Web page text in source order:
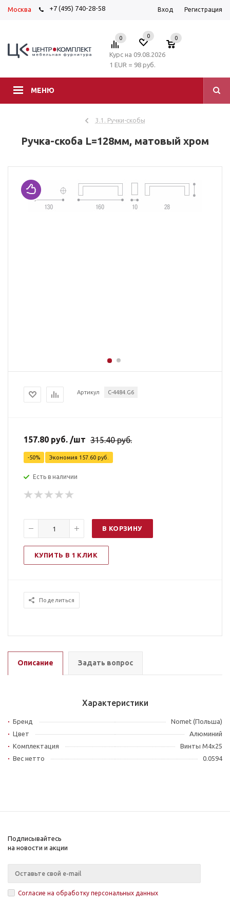
Москва +7 (495) 740-28-58 Вход Регистрация
МЕНЮ
0 0 0
Курс на 09.08.2026
1 EUR = 98 руб.
3.1. Ручки-скобы
Ручка-скоба L=128мм, матовый хром
Артикул C-4484.G6
157.80 руб. /шт 315.40руб.
-50% Экономия 157.60 руб.
Есть в наличии
В КОРЗИНУ
КУПИТЬ В 1 КЛИК
Поделиться
Описание Задать вопрос
Характеристики
Бренд
Nomet (Польша)
Цвет
Алюминий
Комплектация
Винты M4x25
Вес нетто
0.0594
Подписывайтесь
на новости и акции
Согласие на обработку персональных данных